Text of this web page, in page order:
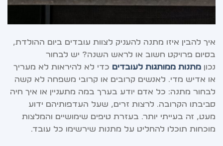
איך להבין איזו מתנה להעניק לצוות עובדים ביום ההולדת,
בסיום פרויקט חשוב או לראש השנה? יש לבחור
נכון מתנות ממותגות לעובדים כדי לא להיראות לא מעריך
או אדיש מדי. לאנשים קרובים או קרובי משפחה לא קשה
לבחור מתנה: כל אדם יודע בערך במה מתעניין או איך חיה
סביבתו הקרובה. לרצות זרים, שעל העדפותיהם ידוע
מעט, זה בעייתי יותר. בעזרת טיפים שימושיים והמלצות
מוכחות תוכלו להחליט על מתנות שירשימו כל עובד.